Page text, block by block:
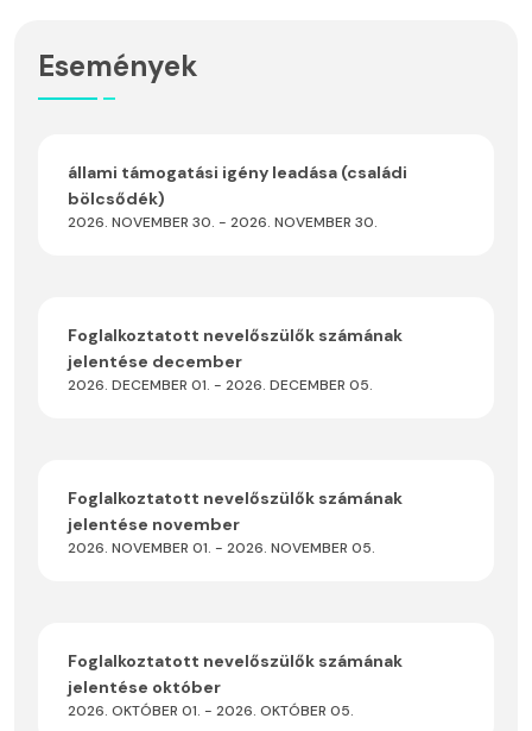
Események
állami támogatási igény leadása (családi
bölcsődék)
2026. NOVEMBER 30. - 2026. NOVEMBER 30.
Foglalkoztatott nevelőszülők számának
jelentése december
2026. DECEMBER 01. - 2026. DECEMBER 05.
Foglalkoztatott nevelőszülők számának
jelentése november
2026. NOVEMBER 01. - 2026. NOVEMBER 05.
Foglalkoztatott nevelőszülők számának
jelentése október
2026. OKTÓBER 01. - 2026. OKTÓBER 05.